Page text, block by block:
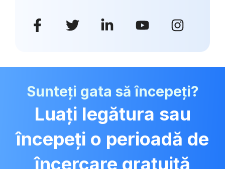
Sunteți gata să începeți?
Luați legătura sau
începeți o perioadă de
încercare gratuită